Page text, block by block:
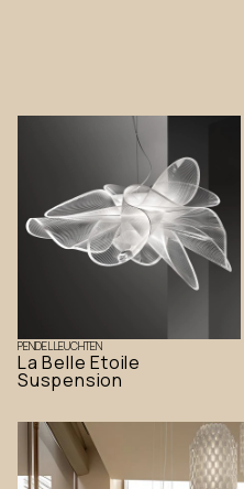
PENDELLEUCHTEN
La Belle Etoile
Suspension